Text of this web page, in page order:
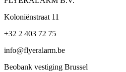
Koloniënstraat 11
+32 2 403 72 75
info@flyeralarm.be
Beobank vestiging Brussel